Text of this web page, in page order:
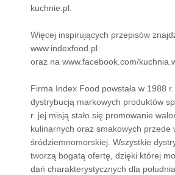
kuchnie.pl.
Więcej inspirujących przepisów
www.indexfood.pl
oraz na www.facebook.com/
Firma Index Food powstała w 1988
dystrybucją markowych produktów
r. jej misją stało się promowanie
kulinarnych oraz smakowych przede
śródziemnomorskiej. Wszystkie
tworzą bogatą ofertę, dzięki której
dań charakterystycznych dla